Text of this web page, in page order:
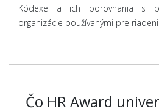
Kódexe a ich porovnania s
organizácie používanými pre
Čo HR Award